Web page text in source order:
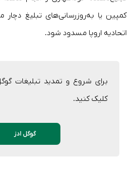
کمپین یا به‌روزرسانی‌های تبلیغ
اتحادیه اروپا مسدود شود.
برای شروع و تمدید تبلیغات
کلیک کنید.
گوگل ادز